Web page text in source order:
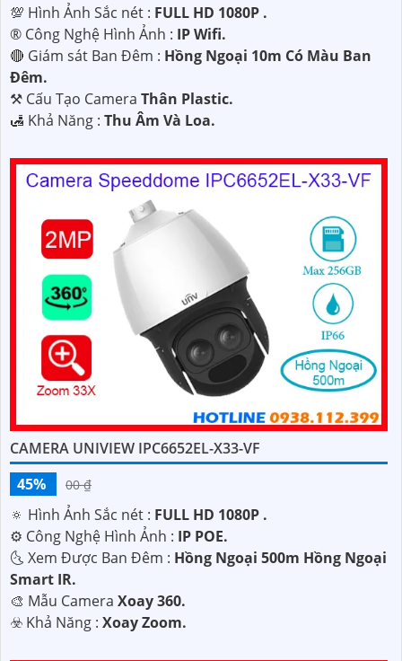
💯 Hình Ảnh Sắc nét : FULL HD 1080P .
®️ Công Nghệ Hình Ảnh : IP Wifi.
🔴 Giám sát Ban Đêm : Hồng Ngoại 10m Có Màu Ban
Ðêm.
⚒ Cấu Tạo Camera Thân Plastic.
️🛃 Khả Năng : Thu Âm Và Loa.
CAMERA UNIVIEW IPC6652EL-X33-VF
45%
00 ₫
🔅 Hình Ảnh Sắc nét : FULL HD 1080P .
⚙ Công Nghệ Hình Ảnh : IP POE.
🌜 Xem Được Ban Đêm : Hồng Ngoại 500m Hồng Ngoại
Smart IR.
🎨 Mẫu Camera Xoay 360.
️☣️ Khả Năng : Xoay Zoom.